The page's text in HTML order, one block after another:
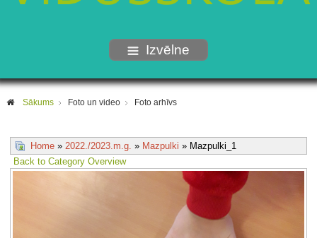
Izvēlne
Sākums Foto un video Foto arhīvs
Home» 2022./2023.m.g. » Mazpulki » Mazpulki_1
Back to Category Overview